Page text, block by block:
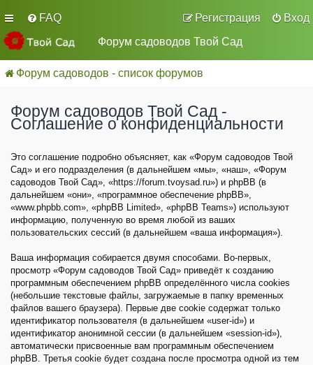
FAQ Вход
Регистрация
Форум садоводов Твой Сад
Форум садоводов - список форумов
Форум садоводов Твой Сад -
Соглашение о конфиденциальности
Это соглашение подробно объясняет, как «Форум садоводов Твой
Сад» и его подразделения (в дальнейшем «мы», «наш», «Форум
садоводов Твой Сад», «https://forum.tvoysad.ru») и phpBB (в
дальнейшем «они», «программное обеспечение phpBB»,
«www.phpbb.com», «phpBB Limited», «phpBB Teams») используют
информацию, полученную во время любой из ваших
пользовательских сессий (в дальнейшем «ваша информация»).
Ваша информация собирается двумя способами. Во-первых,
просмотр «Форум садоводов Твой Сад» приведёт к созданию
программным обеспечением phpBB определённого числа cookies
(небольшие текстовые файлы, загружаемые в папку временных
файлов вашего браузера). Первые две cookie содержат только
идентификатор пользователя (в дальнейшем «user-id») и
идентификатор анонимной сессии (в дальнейшем «session-id»),
автоматически присвоенные вам программным обеспечением
phpBB. Третья cookie будет создана после просмотра одной из тем